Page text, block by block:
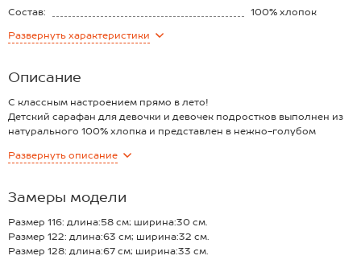
Состав:
100% хлопок
Материал:
Развернуть характеристики
Описание
С классным настроением прямо в лето!
Детский сарафан для девочки и девочек подростков выполнен из
натурального 100% хлопка и представлен в нежно-голубом
завязки на плечах – каждая деталь создана для комфорта ребенка.
Нарядное платье силуэта трапеция выполнено из легкой
трикотажной ткани кулирная гладь, которая отлично пропускает
воздух (плотность 145 г/м2).
Хлопковое платье обеспечивает свободу движений благодаря
Развернуть описание
Замеры модели
Размер 116: длина:58 см; ширина:30 см.
Размер 122: длина:63 см; ширина:32 см.
Размер 128: длина:67 см; ширина:33 см.